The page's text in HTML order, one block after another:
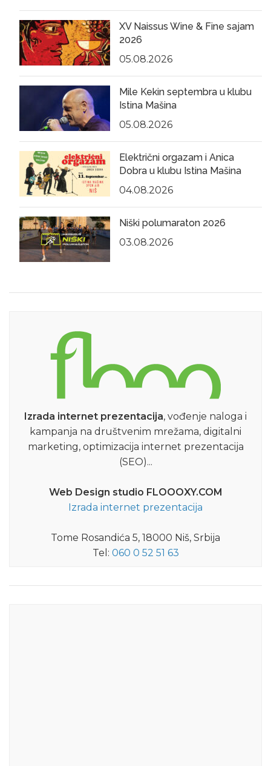
XV Naissus Wine & Fine sajam
2026
05.08.2026
Mile Kekin septembra u klubu
Istina Mašina
05.08.2026
Električni orgazam i Anica
Dobra u klubu Istina Mašina
04.08.2026
Niški polumaraton 2026
03.08.2026
Izrada internet prezentacija, vođenje naloga i
kampanja na društvenim mrežama, digitalni
marketing, optimizacija internet prezentacija
(SEO)...
Web Design studio FLOOOXY.COM
Izrada internet prezentacija
Tome Rosandića 5, 18000 Niš, Srbija
Tel: 060 0 52 51 63